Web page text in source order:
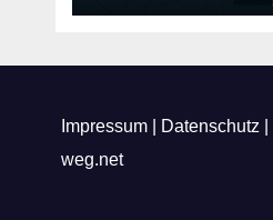
Impressum Datenschutz
weg.net